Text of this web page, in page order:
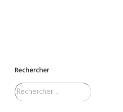
Rechercher